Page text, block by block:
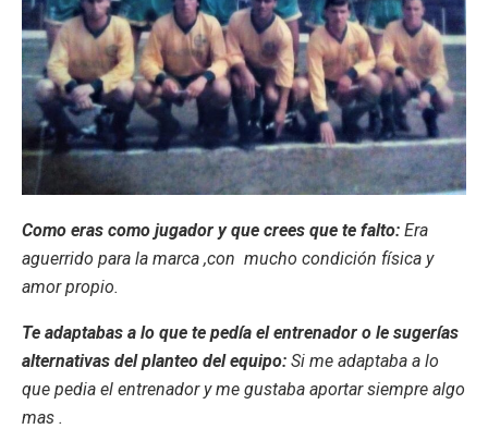
Como eras como jugador y que crees que te falto: Era
aguerrido para la marca ,con mucho condición física y
amor propio.
Te adaptabas a lo que te pedía el entrenador o le sugerías
alternativas del planteo del equipo: Si me adaptaba a lo
que pedia el entrenador y me gustaba aportar siempre algo
mas .